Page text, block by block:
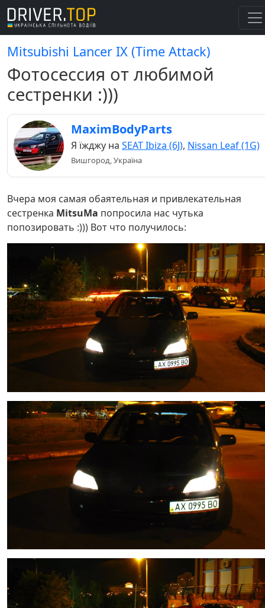
Mitsubishi Lancer IX (Time Attack)
Фотосессия от любимой
сестренки :)))
MaximBodyParts
Я їжджу на SEAT Ibiza (6J), Nissan Leaf (1G)
Вишгород, Україна
Вчера моя самая обаятельная и привлекательная
сестренка MitsuMa попросила нас чутька
попозировать :))) Вот что получилось: